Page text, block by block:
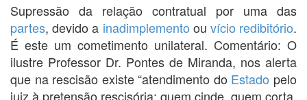
Supressão da relação contratual por uma das
partes, devido a inadimplemento ou vício redibitório.
É este um cometimento unilateral. Comentário: O
ilustre Professor Dr. Pontes de Miranda, nos alerta
que na rescisão existe “atendimento do Estado pelo
juiz à pretensão rescisória: quem cinde, quem corta,